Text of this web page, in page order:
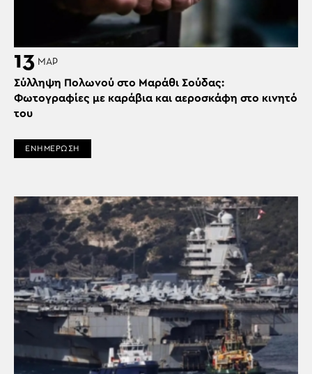
13 ΜΑΡ
Σύλληψη Πολωνού στο Μαράθι Σούδας:
Φωτογραφίες με καράβια και αεροσκάφη στο κινητό
του
ΕΝΗΜΕΡΩΣΗ